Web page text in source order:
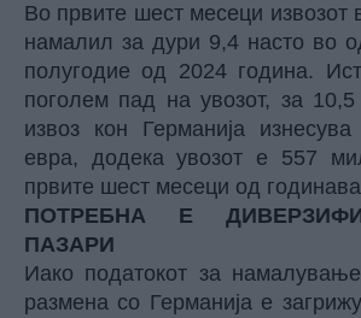
Во првите шест месеци извозот
намалил за дури 9,4 насто во
полугодие од 2024 година.
поголем пад на увозот, за
извоз кон Германија
евра, додека увозот е 557
првите шест месеци од
ПОТРЕБНА Е
ПАЗАРИ
Иако податокот за
размена со Германија е